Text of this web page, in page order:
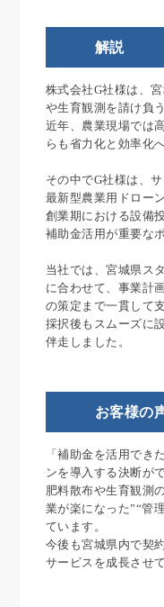
解説
株式会社G社様は、
や生育観測を請け負
近年、農業現場では
らも省力化と効率化
その中でG社様は、
最新型農業用ドロー
創業期における設備
補助金活用が重要な
当社では、宮城県ス
に合わせて、事業計
の策定まで一貫して支
採択後もスムーズに
伴走しました。
お客様の
「補助金を活用でき
ンを導入する決断が
肥料散布や生育観測
業が楽になった”“管
ています。
今後も宮城県内で契
サービスを成長させ